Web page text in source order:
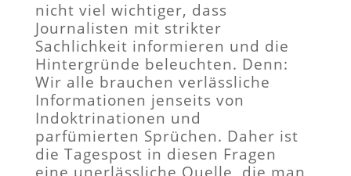
nicht viel wichtiger, dass
Journalisten mit strikter
Sachlichkeit informieren und die
Hintergründe beleuchten. Denn:
Wir alle brauchen verlässliche
Informationen jenseits von
Indoktrinationen und
parfümierten Sprüchen. Daher ist
die Tagespost in diesen Fragen